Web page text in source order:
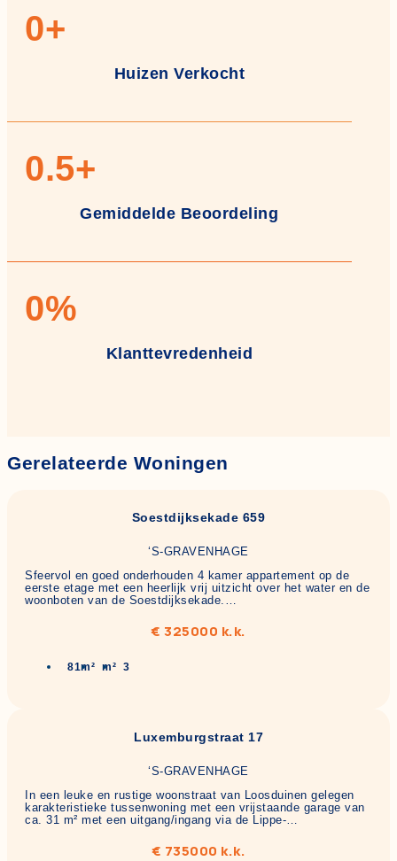
0+
Huizen Verkocht
0.5+
Gemiddelde Beoordeling
0%
Klanttevredenheid
Gerelateerde Woningen
Soestdijksekade 659
‘S-GRAVENHAGE
Sfeervol en goed onderhouden 4 kamer appartement op de
eerste etage met een heerlijk vrij uitzicht over het water en de
woonboten van de Soestdijksekade.…
€ 325000 k.k.
81m² m² 3
Luxemburgstraat 17
‘S-GRAVENHAGE
In een leuke en rustige woonstraat van Loosduinen gelegen
karakteristieke tussenwoning met een vrijstaande garage van
ca. 31 m² met een uitgang/ingang via de Lippe-…
€ 735000 k.k.